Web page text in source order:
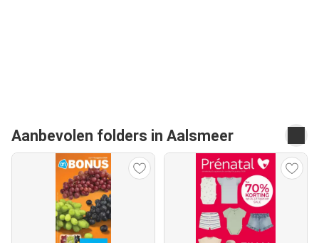
Aanbevolen folders in Aalsmeer